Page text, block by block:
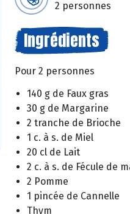
2 personnes
Ingrédients
Pour 2 personnes
140 g de Faux gras
30 g de Margarine
2 tranche de Brioche
1 c. à s. de Miel
20 cl de Lait
2 c. à s. de Fécule de
2 Pomme
1 pincée de Cannelle
Thym